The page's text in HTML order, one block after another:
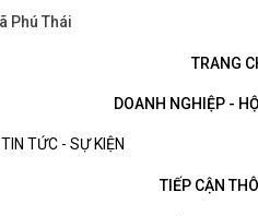
Phú Thái
TRANG
DOANH NGHIỆP -
TIN TỨC - SỰ KIỆN
TIẾP CẬN